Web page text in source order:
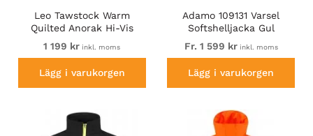
Leo Tawstock Warm
Quilted Anorak Hi-Vis
Yellow/Navy
1 199 kr inkl. moms
Lägg i varukorgen
Adamo 109131 Varsel
Softshelljacka Gul
Fr. 1 599 krinkl. moms
Lägg i varukorgen